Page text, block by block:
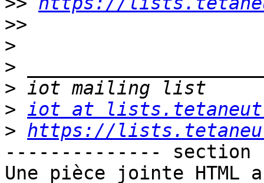
>>
>
>
>
> iot at
> https://
-------------- section
Une pièce jointe